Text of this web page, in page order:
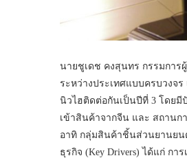
นายชูเดช คงสุนทร กรรมการ
ระหว่างประเทศแบบครบวงจ
นิวไฮติดต่อกันเป็นปีที่ 3 โดยมี
เข้าสินค้าจากจีน และ สถานก
อาทิ กลุ่มสินค้าชิ้นส่วนยานยน
ธุรกิจ (Key Drivers) ได้แก่ ก